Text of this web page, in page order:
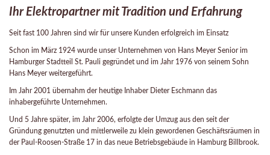
Ihr Elektropartner mit Tradition und Erfahrung
Seit fast 100 Jahren sind wir für unsere Kunden erfolgreich im Einsatz
Schon im März 1924 wurde unser Unternehmen von Hans Meyer Senior im
Hamburger Stadtteil St. Pauli gegründet und im Jahr 1976 von seinem Sohn
Hans Meyer weitergeführt.
Im Jahr 2001 übernahm der heutige Inhaber Dieter Eschmann das
inhabergeführte Unternehmen.
Und 5 Jahre später, im Jahr 2006, erfolgte der Umzug aus den seit der
Gründung genutzten und mittlerweile zu klein gewordenen Geschäftsräumen in
der Paul-Roosen-Straße 17 in das neue Betriebsgebäude in Hamburg Billbrook.